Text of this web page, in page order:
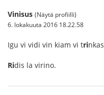
Vinisus (Näytä profiilli)
6. lokakuuta 2016 18.22.58
Igu vi vidi vin kiam vi trinkas
Ridis la virino.